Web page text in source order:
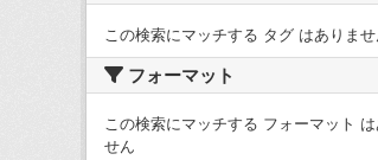
この検索にマッチする タグ はありま
フォーマット
この検索にマッチする フォーマット は
せん